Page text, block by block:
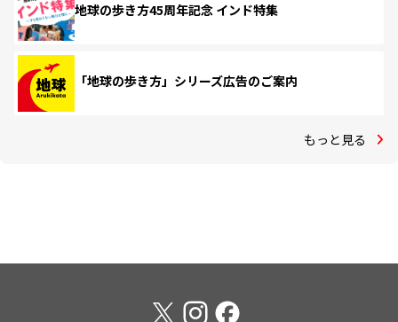
地球の歩き方45周年記念 インド特集
「地球の歩き方」シリーズ広告のご案内
もっと見る